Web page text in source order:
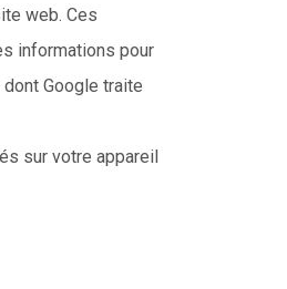
web. Ces
informations pour
Google traite
sur votre appareil